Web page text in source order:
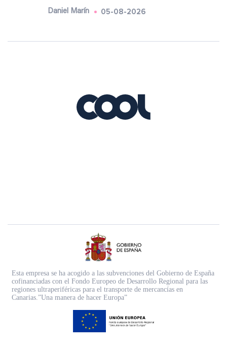
Daniel Marín 05-08-2026
Esta empresa se ha acogido a las subvenciones del Gobierno de España
cofinanciadas con el Fondo Europeo de Desarrollo Regional para las
regiones ultraperiféricas para el transporte de mercancías en
Canarias.”Una manera de hacer Europa”